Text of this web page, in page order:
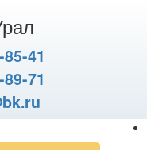
41
71